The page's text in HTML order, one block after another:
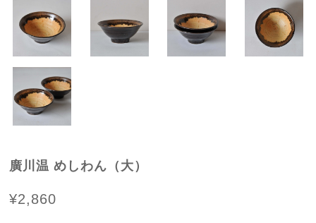
廣川温 めしわん（大）
¥2,860